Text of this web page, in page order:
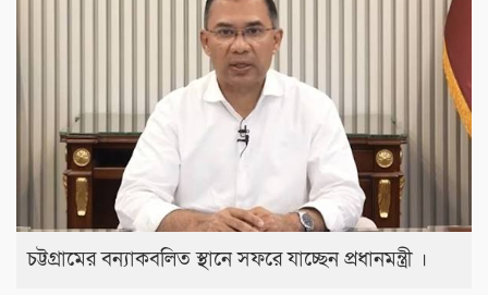
চট্টগ্রামের বন্যাকবলিত স্থানে সফরে যাচ্ছেন প্রধানমন্ত্রী ।